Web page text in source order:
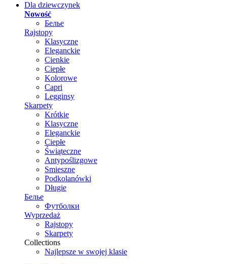
Dla dziewczynek
Nowość
Белье
Rajstopy
Klasyczne
Eleganckie
Cienkie
Ciepłe
Kolorowe
Capri
Legginsy
Skarpety
Krótkie
Klasyczne
Eleganckie
Ciepłe
Świąteczne
Antypoślizgowe
Smieszne
Podkolanówki
Długie
Белье
Футболки
Wyprzedaż
Rajstopy
Skarpety
Collections
Najlepsze w swojej klasie